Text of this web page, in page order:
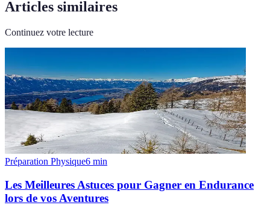
Articles similaires
Continuez votre lecture
Préparation Physique6 min
Les Meilleures Astuces pour Gagner en Endurance
lors de vos Aventures